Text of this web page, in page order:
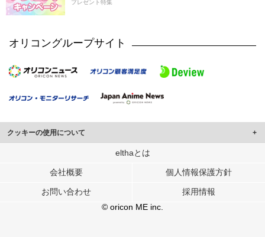
プレゼント特集
オリコングループサイト
クッキーの使用について
このサイトでは Cookie を使用して、ユーザーに合わせたコンテンツや広告の
行っています。
メディアや広告配信、データ解析の各パートナーに提供しています。
各パートナーは、この情報とユーザーが各パートナーに提供した他の情報や、
ユーザーが各パートナーのサービスを使用したときに収集した他の情報を組み
elthaとは
会社概要 個人情報保護方針
お問い合わせ
採用情報
© oricon ME inc.